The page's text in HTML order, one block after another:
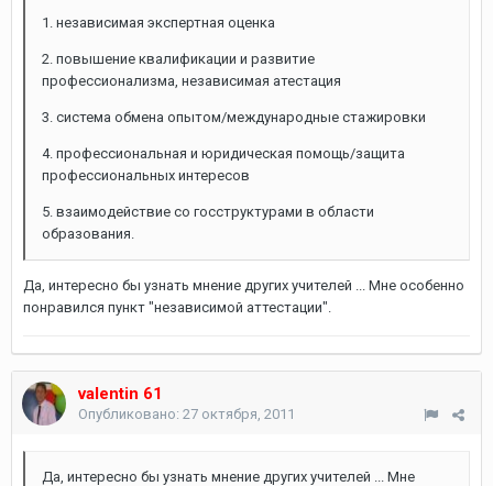
1. независимая экспертная оценка
2. повышение квалификации и развитие
профессионализма, независимая атестация
3. система обмена опытом/международные стажировки
4. профессиональная и юридическая помощь/защита
профессиональных интересов
5. взаимодействие со госструктурами в области
образования.
Да, интересно бы узнать мнение других учителей ... Мне особенно
понравился пункт "независимой аттестации".
valentin 61
Опубликовано: 27 октября, 2011
Да, интересно бы узнать мнение других учителей ... Мне